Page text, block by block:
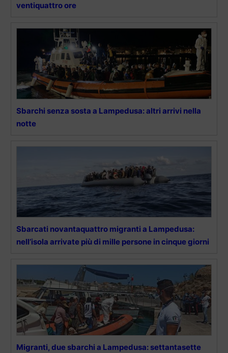
ventiquattro ore
Sbarchi senza sosta a Lampedusa: altri arrivi nella
notte
Sbarcati novantaquattro migranti a Lampedusa:
nell’isola arrivate più di mille persone in cinque giorni
Migranti, due sbarchi a Lampedusa: settantasette